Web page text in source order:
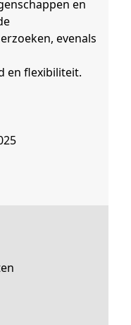
en
evenals
en flexibiliteit.